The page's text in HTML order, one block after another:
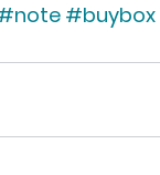
#buybox